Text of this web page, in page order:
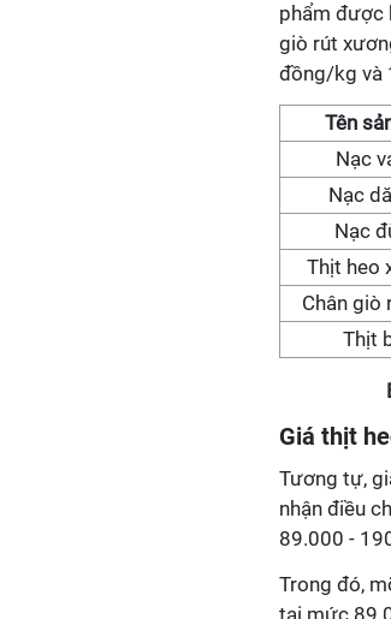
phẩm được
giò rút
đồng/kg và
Tên
Nạc
Nạc
Nạc
Thịt heo
Chân giò
Thịt
Giá thịt
Tương tự,
nhận điều
89.000 -
Trong đó,
tại mức